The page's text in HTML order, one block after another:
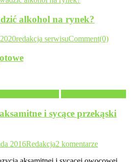
alkohol na rynek?
redakcja serwisuComment(0)
i sycące przekąski
2016Redakcja2 komentarze